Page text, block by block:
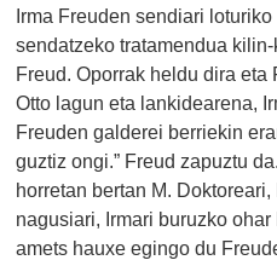
Irma Freuden sendiari
sendatzeko tratamendua
Freud. Oporrak heldu dira eta
Otto lagun eta lankidearena,
Freuden galderei berriekin
guztiz ongi.” Freud zapuztu
horretan bertan M.
nagusiari, Irmari buruzko ohar
amets hauxe egingo du